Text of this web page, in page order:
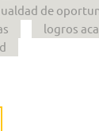
de
logros